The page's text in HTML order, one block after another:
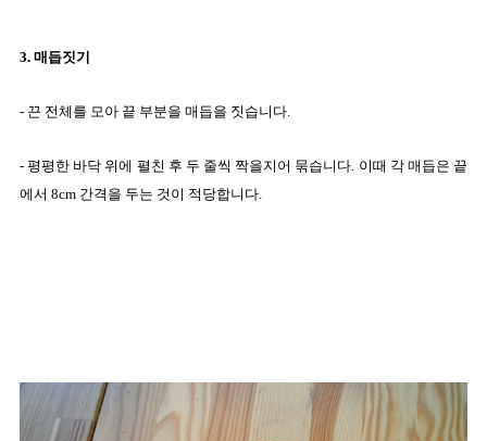
3. 매듭짓기
- 끈 전체를 모아 끝 부분을 매듭을 짓습니다.
- 평평한 바닥 위에 펼친 후 두 줄씩 짝을지어 묶습니다. 이때 각 매듭은 끝
에서 8cm 간격을 두는 것이 적당합니다.